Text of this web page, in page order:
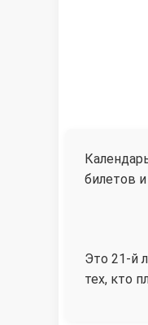
билетов
Это 21-й
тех, кто